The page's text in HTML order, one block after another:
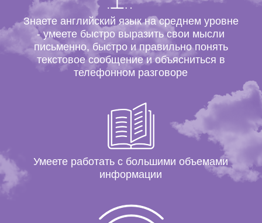
Знаете английский язык на среднем уровне
- умеете быстро выразить свои мысли
письменно, быстро и правильно понять
текстовое сообщение и объясниться в
телефонном разговоре
Умеете работать с большими объемами
информации